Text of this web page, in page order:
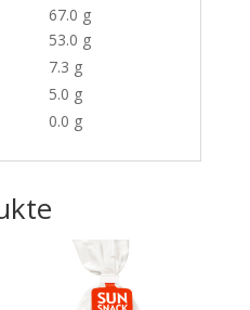
67.0 g
53.0 g
7.3 g
5.0 g
0.0 g